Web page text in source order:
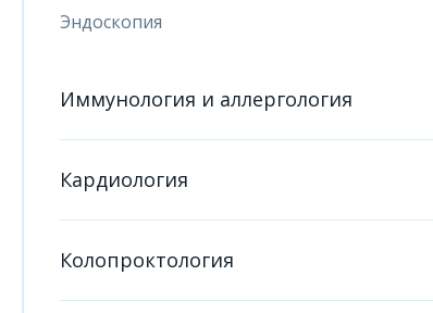
Эндоскопия
Иммунология и аллергология
Кардиология
Колопроктология